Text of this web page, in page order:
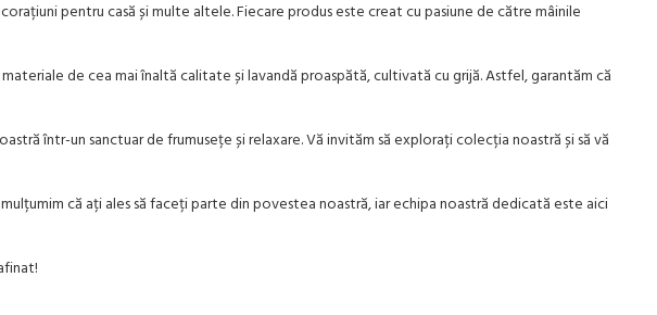
pentru casă și multe altele. Fiecare produs este creat cu pasiune de către mâinile
de cea mai înaltă calitate și lavandă proaspătă, cultivată cu grijă. Astfel, garantăm că
într-un sanctuar de frumusețe și relaxare. Vă invităm să explorați colecția noastră și să vă
că ați ales să faceți parte din povestea noastră, iar echipa noastră dedicată este aici